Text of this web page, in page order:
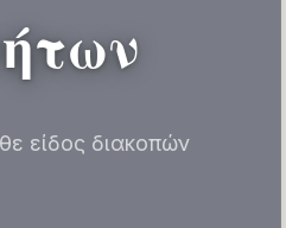
είδος διακοπών